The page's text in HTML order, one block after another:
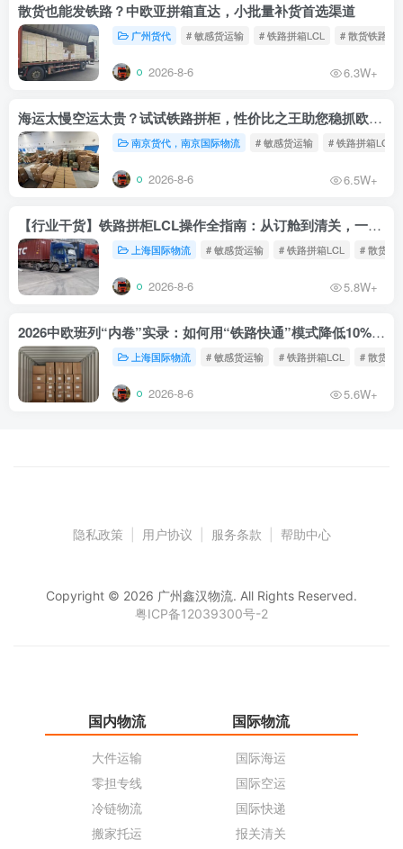
散货也能发铁路？中欧亚拼箱直达，小批量补货首选渠道
广州货代 # 敏感货运输 # 铁路拼箱LCL # 散货铁路
2026-8-6 6.3W+
海运太慢空运太贵？试试铁路拼柜，性价比之王助您稳抓欧洲市场
南京货代，南京国际物流 # 敏感货运输 # 铁路拼箱LCL
2026-8-6 6.5W+
【行业干货】铁路拼柜LCL操作全指南：从订舱到清关，一文读懂
上海国际物流 # 敏感货运输 # 铁路拼箱LCL # 散货铁
2026-8-6 5.8W+
2026中欧班列“内卷”实录：如何用“铁路快通”模式降低10%物流成本？
上海国际物流 # 敏感货运输 # 铁路拼箱LCL # 散货铁
2026-8-6 5.6W+
隐私政策 用户协议 服务条款 帮助中心
Copyright © 2026 广州鑫汉物流. All Rights Reserved.
粤ICP备12039300号-2
国内物流
大件运输
零担专线
冷链物流
搬家托运
国际物流
国际海运
国际空运
国际快递
报关清关